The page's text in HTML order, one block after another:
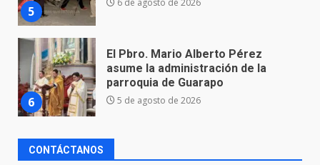
6 5 de agosto de 2026
7
FORTALECE LA SEGURIDAD Y LA
LEGALIDAD CON LA
TRANSFERENCIA DE ARMAS DE
FUEGO A LA SECRETARÍA DE LA
CONTÁCTANOS